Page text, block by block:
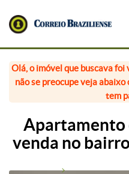
Olá, o imóvel que buscava
não se preocupe veja
tem
Apartamento
venda no